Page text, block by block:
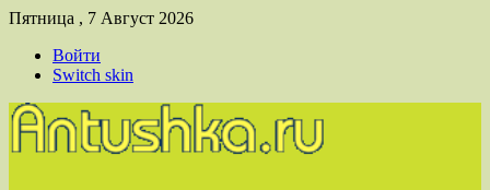
Пятница , 7 Август 2026
Войти
Switch skin